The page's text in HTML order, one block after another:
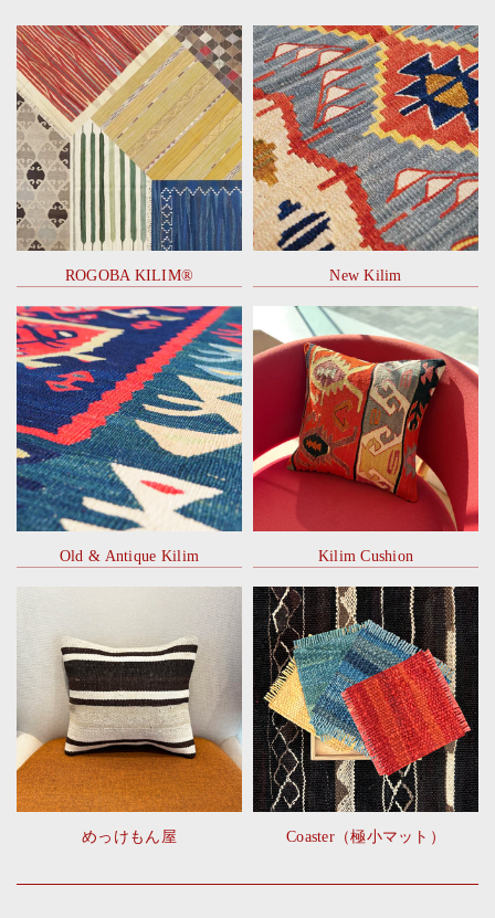
ROGOBA KILIM® New Kilim
Old & Antique Kilim Kilim Cushion
めっけもん屋 Coaster（極小マット）